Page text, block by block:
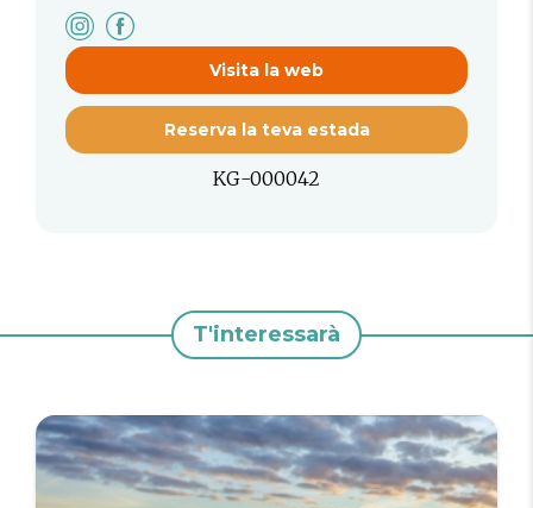
Visita la web
Reserva la teva estada
KG-000042
T'interessarà